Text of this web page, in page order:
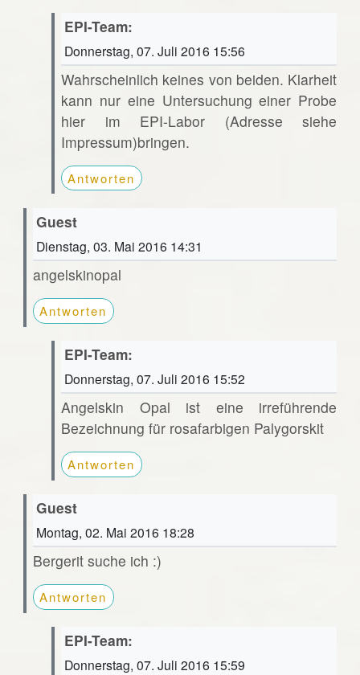
EPI-Team:
Donnerstag, 07. Juli 2016 15:56
Wahrscheinlich keines von beiden. Klarheit
kann nur eine Untersuchung einer Probe
hier im EPI-Labor (Adresse siehe
Impressum)bringen.
Antworten
Guest
Dienstag, 03. Mai 2016 14:31
angelskinopal
Antworten
EPI-Team:
Donnerstag, 07. Juli 2016 15:52
Angelskin Opal ist eine irreführende
Bezeichnung für rosafarbigen Palygorskit
Antworten
Guest
Montag, 02. Mai 2016 18:28
Bergerit suche ich :)
Antworten
EPI-Team:
Donnerstag, 07. Juli 2016 15:59